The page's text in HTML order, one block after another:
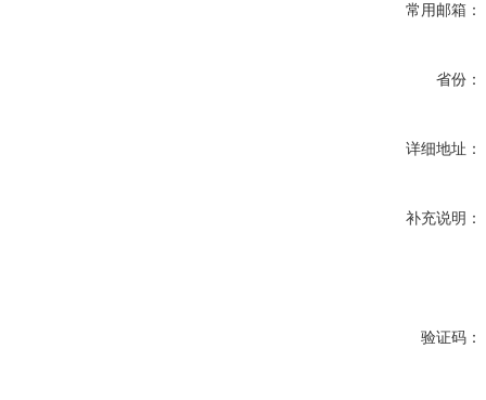
常用邮箱：
省份：
详细地址：
补充说明：
验证码：